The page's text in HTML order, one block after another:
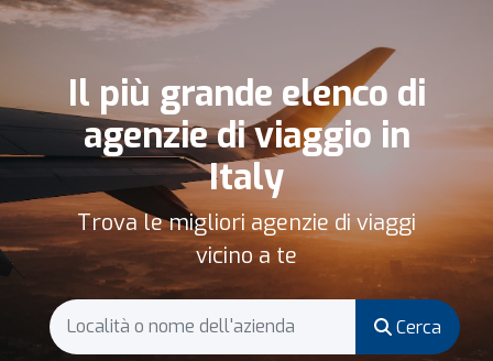
Il più grande elenco di
agenzie di viaggio in
Italy
Trova le migliori agenzie di viaggi
vicino a te
Cerca